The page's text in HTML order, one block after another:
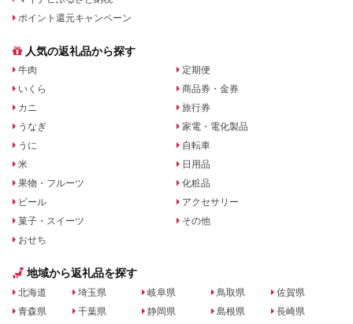
ポイント還元キャンペーン
人気の返礼品から探す
牛肉
いくら
カニ
うなぎ
うに
米
果物・フルーツ
ビール
菓子・スイーツ
おせち
定期便
商品券・金券
旅行券
家電・電化製品
自転車
日用品
化粧品
アクセサリー
その他
地域から返礼品を探す
北海道
青森県
埼玉県
千葉県
岐阜県
静岡県
鳥取県
島根県
佐賀県
長崎県